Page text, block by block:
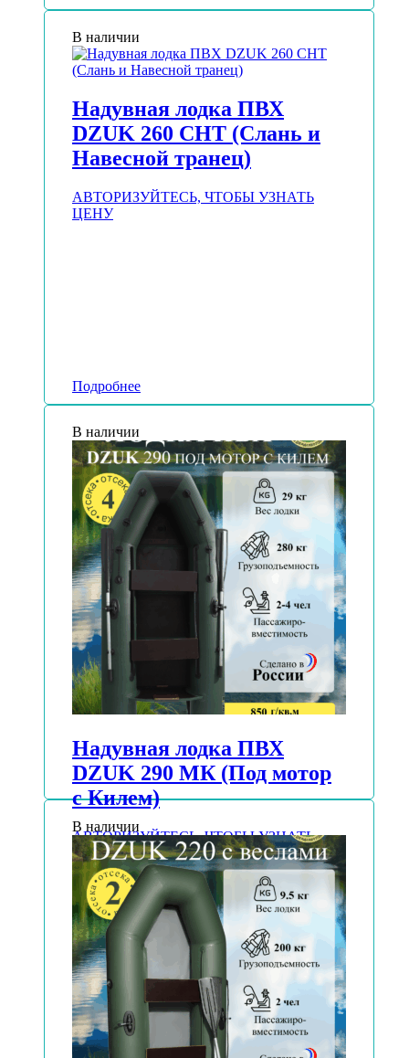
В наличии
Надувная лодка ПВХ
DZUK 260 СНТ (Слань и
Навесной транец)
АВТОРИЗУЙТЕСЬ, ЧТОБЫ УЗНАТЬ
ЦЕНУ
Подробнее
В наличии
Надувная лодка ПВХ
DZUK 290 МК (Под мотор
с Килем)
АВТОРИЗУЙТЕСЬ, ЧТОБЫ УЗНАТЬ
ЦЕНУ
Подробнее
В наличии